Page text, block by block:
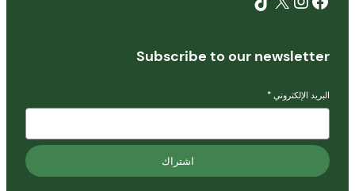
Subscribe to our newsletter
البريد الإلكتروني *
اشتراك